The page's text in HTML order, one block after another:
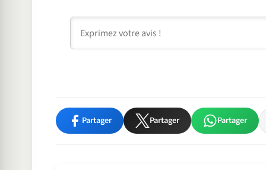
Partager Partager Partager